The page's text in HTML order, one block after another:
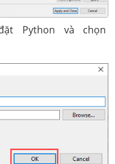
Python và chọn